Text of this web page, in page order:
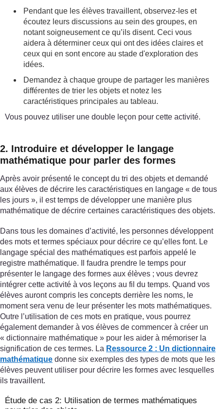
Pendant que les élèves travaillent, observez-les et
écoutez leurs discussions au sein des groupes, en
notant soigneusement ce qu’ils disent. Ceci vous
aidera à déterminer ceux qui ont des idées claires et
ceux qui en sont encore au stade d'exploration des
idées.
Demandez à chaque groupe de partager les manières
différentes de trier les objets et notez les
caractéristiques principales au tableau.
Vous pouvez utiliser une double leçon pour cette activité.
2. Introduire et développer le langage
mathématique pour parler des formes
Après avoir présenté le concept du tri des objets et demandé
aux élèves de décrire les caractéristiques en langage « de tous
les jours », il est temps de développer une manière plus
mathématique de décrire certaines caractéristiques des objets.
Dans tous les domaines d’activité, les personnes développent
des mots et termes spéciaux pour décrire ce qu’elles font. Le
langage spécial des mathématiques est parfois appelé le
registre mathématique. Il faudra prendre le temps pour
présenter le langage des formes aux élèves ; vous devrez
intégrer cette activité à vos leçons au fil du temps. Quand vos
élèves auront compris les concepts derrière les noms, le
moment sera venu de leur présenter les mots mathématiques.
Outre l’utilisation de ces mots en pratique, vous pourrez
également demander à vos élèves de commencer à créer un
« dictionnaire mathématique » pour les aider à mémoriser la
signification de ces termes. La Ressource 2 : Un dictionnaire
mathématique donne six exemples des types de mots que les
élèves peuvent utiliser pour décrire les formes avec lesquelles
ils travaillent.
Étude de cas 2: Utilisation de termes mathématiques